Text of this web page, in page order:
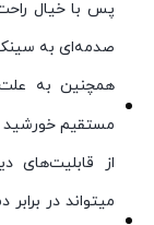
پس با خیال
صدمه‌ای به
همچنین به
مستقیم خورشید
از
میتواند در